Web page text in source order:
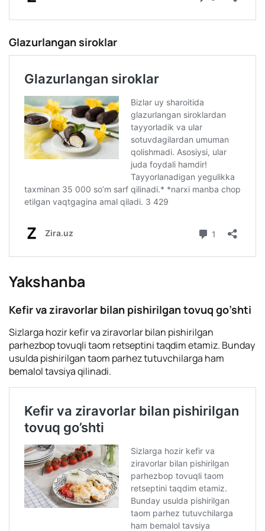
Glazurlangan siroklar
Yakshanba
Kefir va ziravorlar bilan pishirilgan tovuq go’shti
Sizlarga hozir kefir va ziravorlar bilan pishirilgan
parhezbop tovuqli taom retseptini taqdim etamiz. Bunday
usulda pishirilgan taom parhez tutuvchilarga ham
bemalol tavsiya qilinadi.